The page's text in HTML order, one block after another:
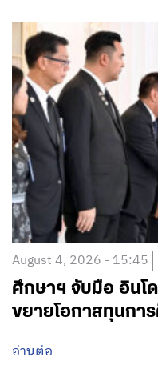
August 4, 2026 - 15:45
ศึกษาฯ จับมือ อินโ
ขยายโอกาสทุนกา
อ่านต่อ